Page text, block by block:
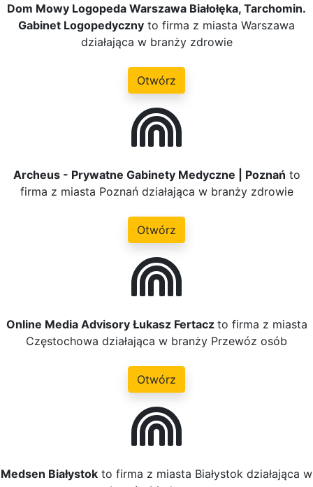
Dom Mowy Logopeda Warszawa Białołęka, Tarchomin.
Gabinet Logopedyczny to firma z miasta Warszawa
działająca w branży zdrowie
Otwórz
Archeus - Prywatne Gabinety Medyczne | Poznań to
firma z miasta Poznań działająca w branży zdrowie
Otwórz
Online Media Advisory Łukasz Fertacz to firma z miasta
Częstochowa działająca w branży Przewóz osób
Otwórz
Medsen Białystok to firma z miasta Białystok działająca w